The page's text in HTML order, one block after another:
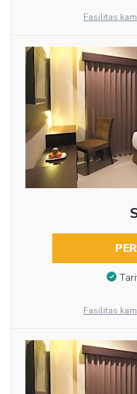
Fasilitas
Fasilitas